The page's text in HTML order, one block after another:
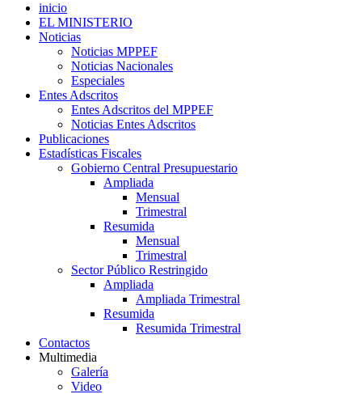
inicio
EL MINISTERIO
Noticias
Noticias MPPEF
Noticias Nacionales
Especiales
Entes Adscritos
Entes Adscritos del MPPEF
Noticias Entes Adscritos
Publicaciones
Estadísticas Fiscales
Gobierno Central Presupuestario
Ampliada
Mensual
Trimestral
Resumida
Mensual
Trimestral
Sector Público Restringido
Ampliada
Ampliada Trimestral
Resumida
Resumida Trimestral
Contactos
Multimedia
Galería
Video